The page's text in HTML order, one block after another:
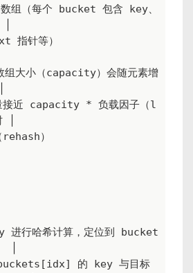
（每个 bucket 包含 key、
指针等）
大小（capacity）会随元素增
接近 capacity * 负载因子（l
│
）
行哈希计算，定位到 bucket
│
的 key 与目标